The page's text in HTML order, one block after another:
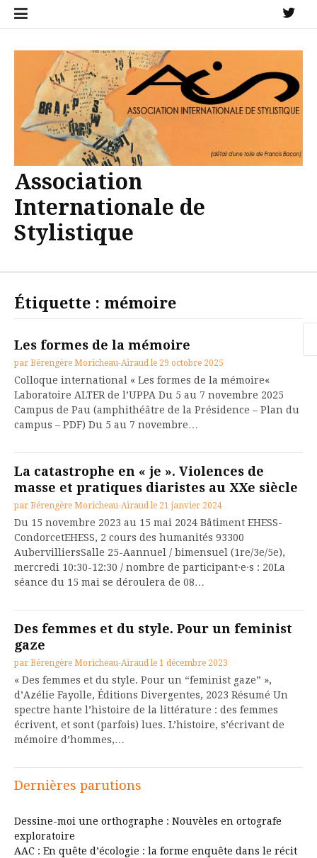
Aller
Association
Internationale de
Stylistique
Étiquette : mémoire
Les formes de la mémoire
par Bérengère Moricheau-Airaud le 29 octobre 2025
Colloque international « Les formes de la mémoire«
Laboratoire ALTER de l’UPPA Du 5 au 7 novembre 2025
Campus de Pau (amphithéâtre de la Présidence – Plan du
campus – PDF) Du 5 au 7 novembre…
La catastrophe en « je ». Violences de
masse et pratiques diaristes au XXe siècle
par Bérengère Moricheau-Airaud le 21 janvier 2024
Du 15 novembre 2023 au 15 mai 2024 Bâtiment EHESS-
CondorcetEHESS, 2 cours des humanités 93300
AubervilliersSalle 25-Aannuel / bimensuel (1re/3e/5e),
mercredi 10:30-12:30 / nombre de participant·e·s : 20La
séance du 15 mai se déroulera de 08…
Des femmes et du style. Pour un feminist
gaze
par Bérengère Moricheau-Airaud le 1 décembre 2023
« Des femmes et du style. Pour un “feminist gaze” »,
d’Azélie Fayolle, Éditions Divergentes, 2023 Résumé Un
spectre hante l’histoire de la littérature : des femmes
écrivent, et sont (parfois) lues. L’histoire, s’écrivant de
mémoire d’hommes,…
Dernières parutions
Dessine-moi une orthographe : Nouvèles en ortografe
exploratoire
AAC : En quête d’écologie : la forme enquête dans le récit